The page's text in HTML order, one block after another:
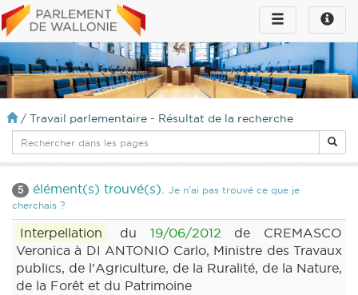
Toggle
infos
Toggle
navigation
/ Travail parlementaire - Résultat de la recherche
5 élément(s) trouvé(s). Je n'ai pas trouvé ce que je
cherchais ?
Interpellation du 19/06/2012 de CREMASCO
Veronica à DI ANTONIO Carlo, Ministre des Travaux
publics, de l'Agriculture, de la Ruralité, de la Nature,
de la Forêt et du Patrimoine